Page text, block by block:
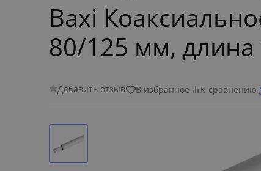
Baxi
80/125 мм,
Добавить отзыв В избранное К сравнению